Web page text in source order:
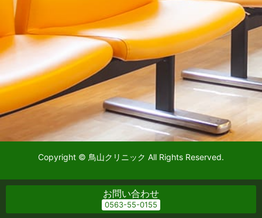
お問い合わせ
Copyright © 鳥山クリニック All Rights Reserved.